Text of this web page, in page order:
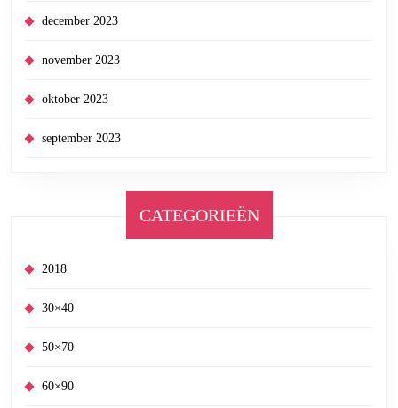
december 2023
november 2023
oktober 2023
september 2023
CATEGORIEËN
2018
30×40
50×70
60×90